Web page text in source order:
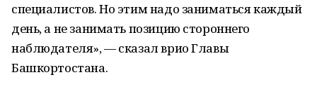
специалистов. Но этим надо заниматься каждый
день, а не занимать позицию стороннего
наблюдателя», — сказал врио Главы
Башкортостана.